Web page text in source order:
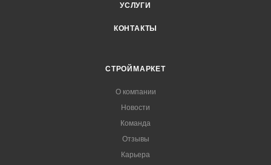
УСЛУГИ
КОНТАКТЫ
СТРОЙМАРКЕТ
О компании
Новости
Команда
Отзывы
Карьера